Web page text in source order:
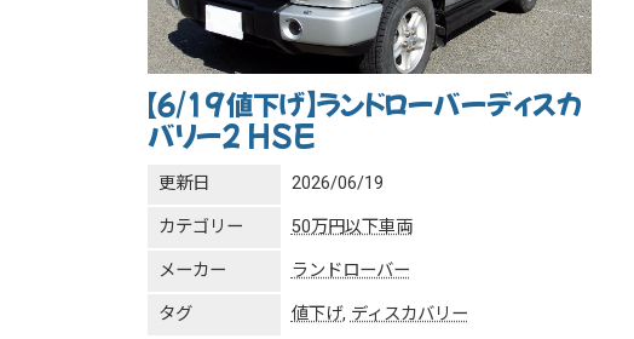
【6/19値下げ】ランドローバーディスカ
バリー2 HSE
更新日 2026/06/19
カテゴリー 50万円以下車両
メーカー ランドローバー
タグ 値下げ, ディスカバリー